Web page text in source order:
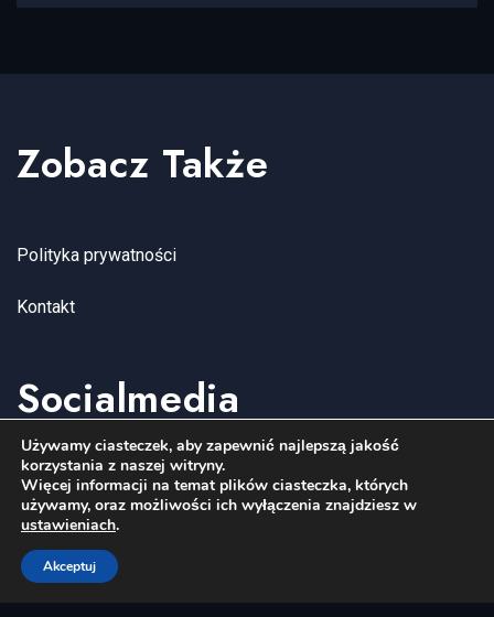
Zobacz Także
Polityka prywatności
Kontakt
Socialmedia
YouTube
Facebook
Instagram
Używamy ciasteczek, aby zapewnić najlepszą jakość
korzystania z naszej witryny.
Więcej informacji na temat plików ciasteczka, których
używamy, oraz możliwości ich wyłączenia znajdziesz w
ustawieniach.
Akceptuj